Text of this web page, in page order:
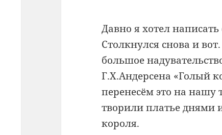
Давно я хотел
Столкнулся снова и
большое
Г.Х.Андерсена «Голый
перенесём это на
творили платье днями
короля.